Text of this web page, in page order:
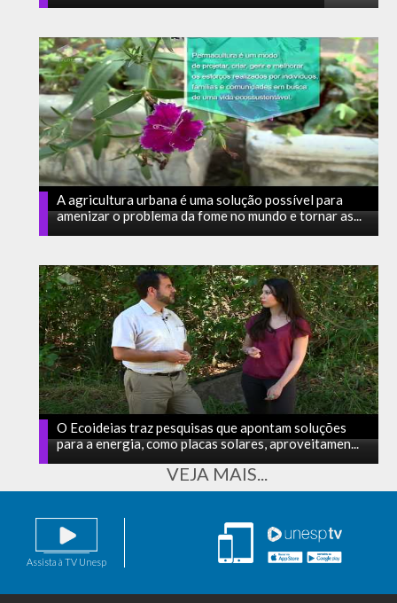
A agricultura urbana é uma solução possível para
amenizar o problema da fome no mundo e tornar as...
O Ecoideias traz pesquisas que apontam soluções
para a energia, como placas solares, aproveitamen...
VEJA MAIS...
Assista à TV Unesp